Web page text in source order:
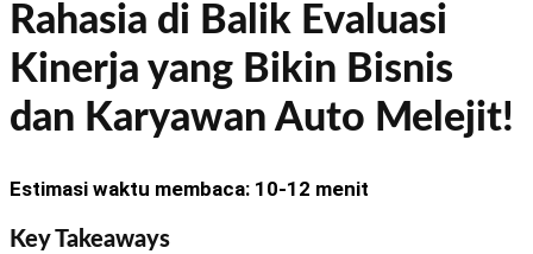
Rahasia di Balik Evaluasi
Kinerja yang Bikin Bisnis
dan Karyawan Auto Melejit!
Estimasi waktu membaca: 10-12 menit
Key Takeaways